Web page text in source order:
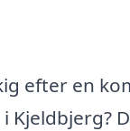
efter en
Kjeldbjerg?